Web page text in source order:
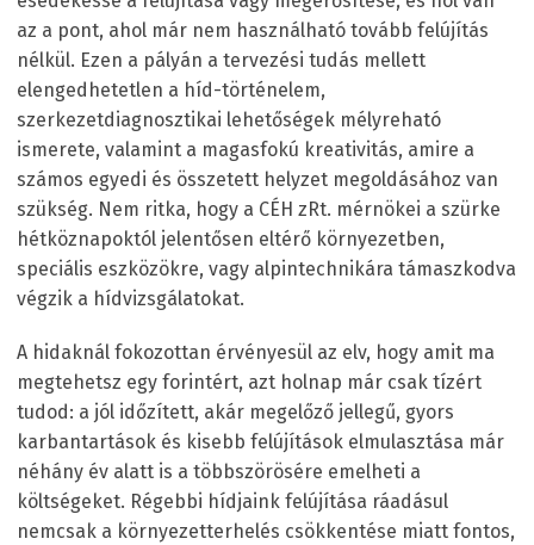
az a pont, ahol már nem használható tovább felújítás
nélkül. Ezen a pályán a tervezési tudás mellett
elengedhetetlen a híd-történelem,
szerkezetdiagnosztikai lehetőségek mélyreható
ismerete, valamint a magasfokú kreativitás, amire a
számos egyedi és összetett helyzet megoldásához van
szükség. Nem ritka, hogy a CÉH zRt. mérnökei a szürke
hétköznapoktól jelentősen eltérő környezetben,
speciális eszközökre, vagy alpintechnikára támaszkodva
végzik a hídvizsgálatokat.
A hidaknál fokozottan érvényesül az elv, hogy amit ma
megtehetsz egy forintért, azt holnap már csak tízért
tudod: a jól időzített, akár megelőző jellegű, gyors
karbantartások és kisebb felújítások elmulasztása már
néhány év alatt is a többszörösére emelheti a
költségeket. Régebbi hídjaink felújítása ráadásul
nemcsak a környezetterhelés csökkentése miatt fontos,